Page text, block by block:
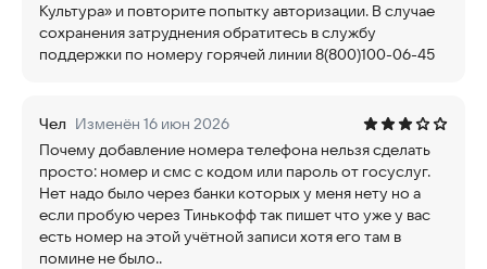
Культура» и повторите попытку авторизации. В случае
сохранения затруднения обратитесь в службу
поддержки по номеру горячей линии 8(800)100-06-45
Чел Изменён 16 июн 2026
Почему добавление номера телефона нельзя сделать
просто: номер и смс с кодом или пароль от госуслуг.
Нет надо было через банки которых у меня нету но а
если пробую через Тинькофф так пишет что уже у вас
есть номер на этой учётной записи хотя его там в
помине не было..